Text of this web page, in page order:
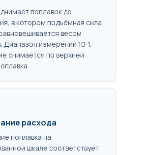
поплавок до
в котором подъёмная сила
весом
Диапазон измерений 10:1.
снимается по верхней
расхода
поплавка на
шкале соответствует